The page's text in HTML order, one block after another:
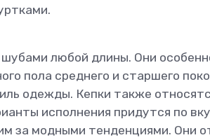
любой длины. Они
пола среднего и старшего
одежды. Кепки также
исполнения придутся по
за модными тенденциями. Они